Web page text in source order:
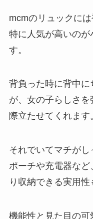
mcmのリュックに
特に人気が高いの
す。
背負った時に背中
が、女の子らしさ
際立たせてくれます
それでいてマチが
ポーチや充電器な
り収納できる実用性
機能性と見た目の可